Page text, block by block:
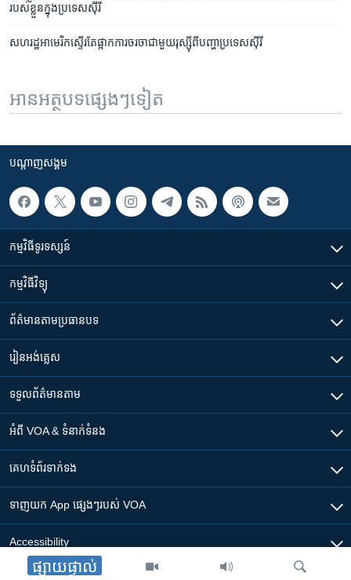
ផ្សាយផ្ទាល់
របស់​ខ្លួនក្នុង​ប្រទេសស៊ីរី
សហរដ្ឋ​អាមេរិក​ស្ទើរ​តែ​ផ្អាក​ការ​ចរចា​ជាមួយ​រុស្ស៊ី​​ពីបញ្ហា​ប្រទេស​ស៊ីរី
អានអត្ថបទផ្សេងៗទៀត
បណ្តាញ​សង្គម
កម្មវិធី​ទូរទស្សន៍
កម្មវិធី​វិទ្យុ
ព័ត៌មាន​តាមប្រធានបទ​
រៀន​​អង់គ្លេស
ទទួល​ព័ត៌មាន​តាម
អំពី​ VOA & ទំនាក់ទំនង
គេហទំព័រ​​ទាក់ទង
ទាញយក​ App ផ្សេងៗ​របស់​ VOA
Accessibility